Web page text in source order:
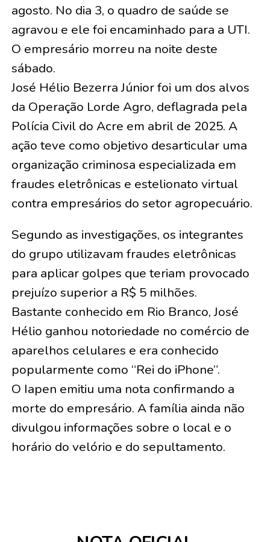
agosto. No dia 3, o quadro de saúde se
agravou e ele foi encaminhado para a UTI.
O empresário morreu na noite deste
sábado.
José Hélio Bezerra Júnior foi um dos alvos
da Operação Lorde Agro, deflagrada pela
Polícia Civil do Acre em abril de 2025. A
ação teve como objetivo desarticular uma
organização criminosa especializada em
fraudes eletrônicas e estelionato virtual
contra empresários do setor agropecuário.
Segundo as investigações, os integrantes
do grupo utilizavam fraudes eletrônicas
para aplicar golpes que teriam provocado
prejuízo superior a R$ 5 milhões.
Bastante conhecido em Rio Branco, José
Hélio ganhou notoriedade no comércio de
aparelhos celulares e era conhecido
popularmente como “Rei do iPhone”.
O Iapen emitiu uma nota confirmando a
morte do empresário. A família ainda não
divulgou informações sobre o local e o
horário do velório e do sepultamento.